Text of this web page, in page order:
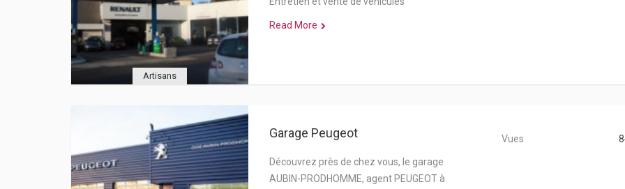
Artisans
Read More
Garage Peugeot
Découvrez près de chez vous, le garage
AUBIN-PRODHOMME, agent PEUGEOT à
Vues